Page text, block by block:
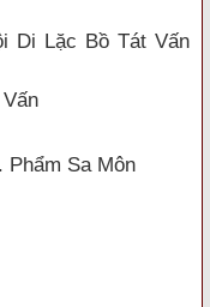
Di Lặc Bồ Tát Vấn
Phẩm Sa Môn